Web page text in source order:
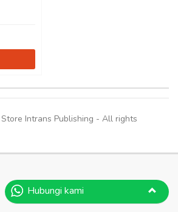
Intrans Publishing - All rights
Hubungi kami